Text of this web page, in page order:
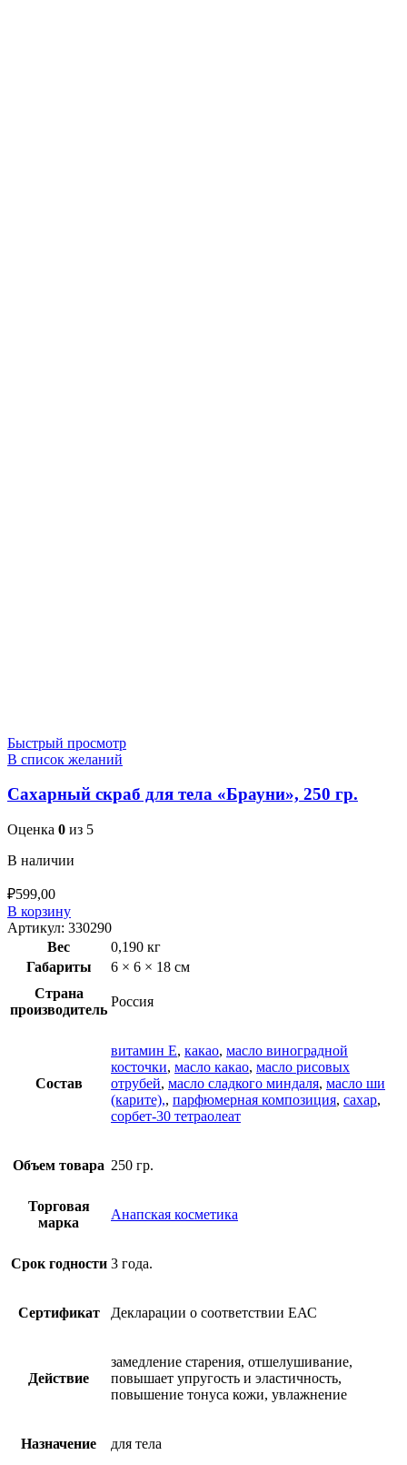
Быстрый просмотр
В список желаний
Сахарный скраб для тела «Брауни», 250 гр.
Оценка 0 из 5
В наличии
₽599,00
В корзину
Артикул: 330290
Вес
0,190 кг
Габариты
6 × 6 × 18 см
Страна
производитель
Россия
Состав
витамин Е, какао, масло виноградной
косточки, масло какао, масло рисовых
отрубей, масло сладкого миндаля, масло ши
(карите),, парфюмерная композиция, сахар,
сорбет-30 тетраолеат
Объем товара 250 гр.
Торговая
марка
Анапская косметика
Срок годности 3 года.
Сертификат Декларации о соответствии ЕАС
Действие
замедление старения, отшелушивание,
повышает упругость и эластичность,
повышение тонуса кожи, увлажнение
Назначение для тела